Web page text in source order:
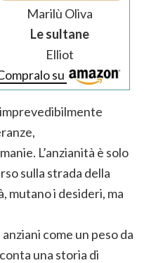
Marilù Oliva
Le sultane
Elliot
su
L’anzianità è solo
sulla strada della
mutano i desideri, ma
come un peso da
una storia di